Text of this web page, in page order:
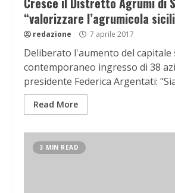
“valorizzare l’agrumicola
redazione 7 aprile 2017
Deliberato l'aumento del capitale
contemporaneo ingresso di 38
presidente Federica Argentati:
Read More
3 MIN READ